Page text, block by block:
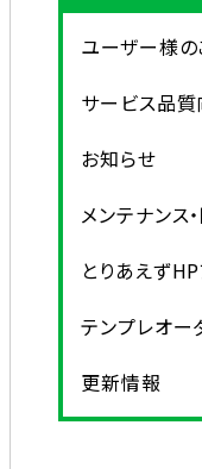
ユーザー様
サービス品質
お知らせ
メンテナンス
とりあえず
テンプレオー
更新情報